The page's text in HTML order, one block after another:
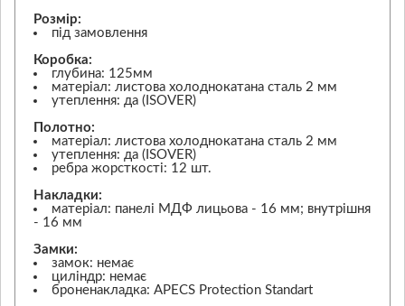
Розмір:
під замовлення
Коробка:
глубина: 125мм
матеріал: листова холоднокатана сталь 2 мм
утеплення: да (ISOVER)
Полотно:
матеріал: листова холоднокатана сталь 2 мм
утеплення: да (ISOVER)
ребра жорсткості: 12 шт.
Накладки:
матеріал: панелі МДФ лицьова - 16 мм; внутрішня
- 16 мм
Замки:
замок: немає
циліндр: немає
броненакладка: APECS Protection Standart